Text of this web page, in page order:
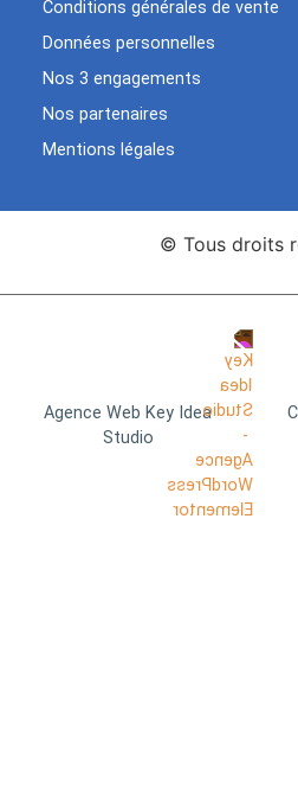
Conditions générales de vente
Données personnelles
Nos 3 engagements
Nos partenaires
Mentions légales
© Tous droits
Agence Web Key Idea
Studio